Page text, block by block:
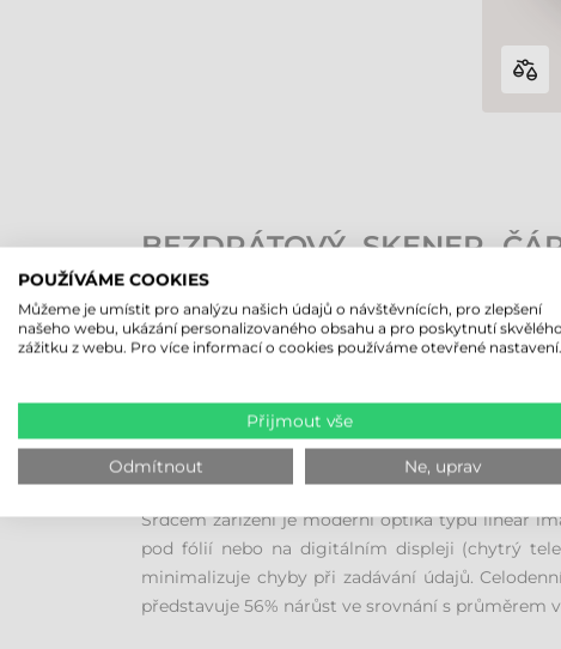
BEZDRÁTOVÝ SKENER
ZACHYCOVÁNÍ 1D ÚDAJŮ
Skener čárových kódů Zebra LI3678 patří do
kompromisy v oblasti odolnosti: krytí IP67
pád na beton z výšky až 2,4 metru. Ať už jde o
zařízení selhala.
VYNIKAJÍCÍ RYCHLOST
Srdcem zařízení je moderní optika typu linear
pod fólií nebo na digitálním displeji (chytrý
minimalizuje chyby při zadávání údajů.
představuje 56% nárůst ve srovnání s průměrem
POUŽÍVÁME COOKIES
Můžeme je umístit pro analýzu našich údajů o návštěvnících, pro zlepšení
našeho webu, ukázání personalizovaného obsahu a pro poskytnutí skvělého
zážitku z webu. Pro více informací o cookies používáme otevřené nastavení.
Přijmout vše
Odmítnout Ne, uprav